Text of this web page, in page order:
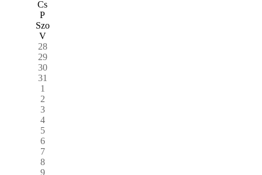
Cs
P
Szo
V
28
29
30
31
1
2
3
4
5
6
7
8
9